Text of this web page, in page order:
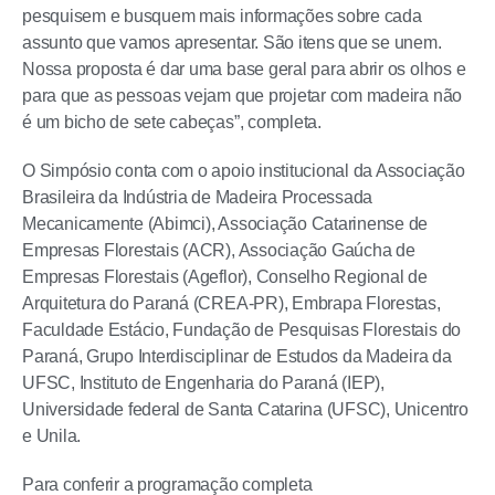
pesquisem e busquem mais informações sobre cada
assunto que vamos apresentar. São itens que se unem.
Nossa proposta é dar uma base geral para abrir os olhos e
para que as pessoas vejam que projetar com madeira não
é um bicho de sete cabeças”, completa.
O Simpósio conta com o apoio institucional da Associação
Brasileira da Indústria de Madeira Processada
Mecanicamente (Abimci), Associação Catarinense de
Empresas Florestais (ACR), Associação Gaúcha de
Empresas Florestais (Ageflor), Conselho Regional de
Arquitetura do Paraná (CREA-PR), Embrapa Florestas,
Faculdade Estácio, Fundação de Pesquisas Florestais do
Paraná, Grupo Interdisciplinar de Estudos da Madeira da
UFSC, Instituto de Engenharia do Paraná (IEP),
Universidade federal de Santa Catarina (UFSC), Unicentro
e Unila.
Para conferir a programação completa